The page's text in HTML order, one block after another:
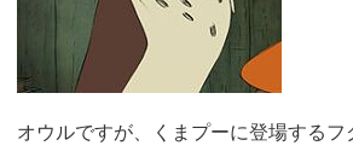
オウルですが、くまプーに登場するフ